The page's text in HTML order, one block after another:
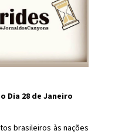
Dia 28 de Janeiro
brasileiros às nações